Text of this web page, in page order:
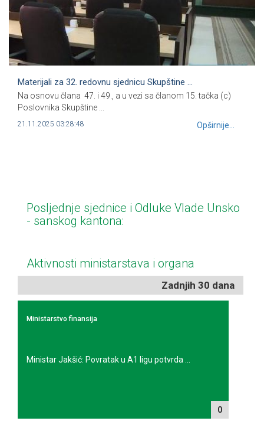
Materijali za 32. redovnu sjednicu Skupštine ...
Na osnovu člana 47. i 49., a u vezi sa članom 15. tačka (c)
Poslovnika Skupštine ...
21.11.2025 03:28:48 Opširnije...
Posljednje sjednice i Odluke Vlade Unsko
- sanskog kantona:
Aktivnosti ministarstava i organa
Zadnjih 30 dana
Ministarstvo finansija
0
Ministar Jakšić: Povratak u A1 ligu potvrda ...